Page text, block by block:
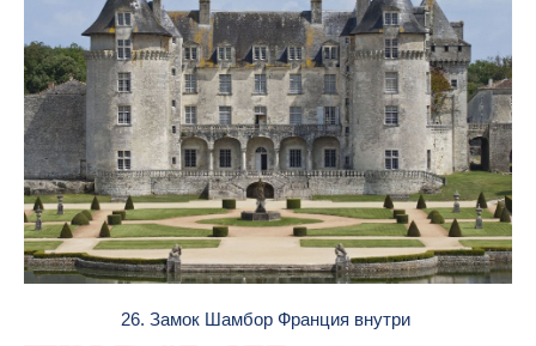
26. Замок Шамбор Франция внутри